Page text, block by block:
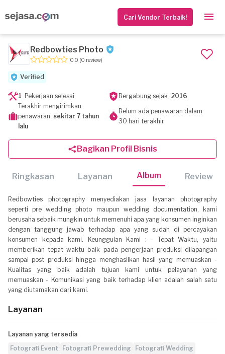
Cari Vendor Terbaik!
Redbowties Photo
0.0 (0 review)
Verified
1 Pekerjaan selesai Bergabung sejak 2016
Terakhir mengirimkan
penawaran sekitar 7 tahun
lalu
Belum ada penawaran dalam
30 hari terakhir
Bagikan Profil Bisnis
Ringkasan Layanan Album Review
Redbowties photography menyediakan jasa layanan photography
seperti pre wedding photo maupun wedding documentation, kami
berusaha sebaik mungkin untuk memenuhi apa yang konsumen inginkan
dengan tanggung jawab terhadap apa yang sudah di percayakan
konsumen kepada kami. Keunggulan Kami : - Tepat Waktu, yaitu
memberikan tepat waktu baik pada pengerjaan produksi dilapangan
sampai post produksi hingga menghasilkan hasil yang memuaskan -
Kualitas yang baik adalah tujuan kami untuk pelayanan yang
memuaskan - Komunikasi yang baik terhadap klien adalah salah satu
yang diutamakan dari kami.
Layanan
Layanan yang tersedia
Fotografi Event
Fotografi Prewedding
Fotografi Wedding